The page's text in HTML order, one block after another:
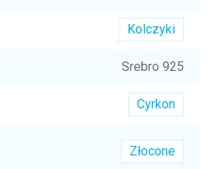
Kolczyki
Srebro 925
Cyrkon
Złocone